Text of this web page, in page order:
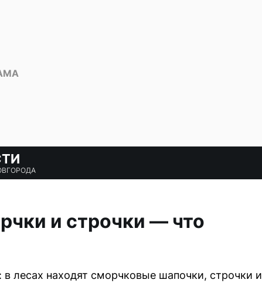
и строчки — что
лесах находят сморчковые шапочки, строчки и